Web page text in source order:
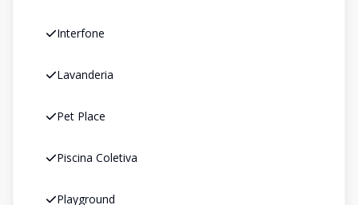
Interfone
Lavanderia
Pet Place
Piscina Coletiva
Playground